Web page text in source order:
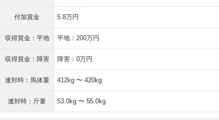
付加賞金 5.8万円
収得賞金：平地 平地：200万円
収得賞金：障害 障害：0万円
連対時：馬体重 412kg 〜 420kg
連対時：斤量 53.0kg 〜 55.0kg